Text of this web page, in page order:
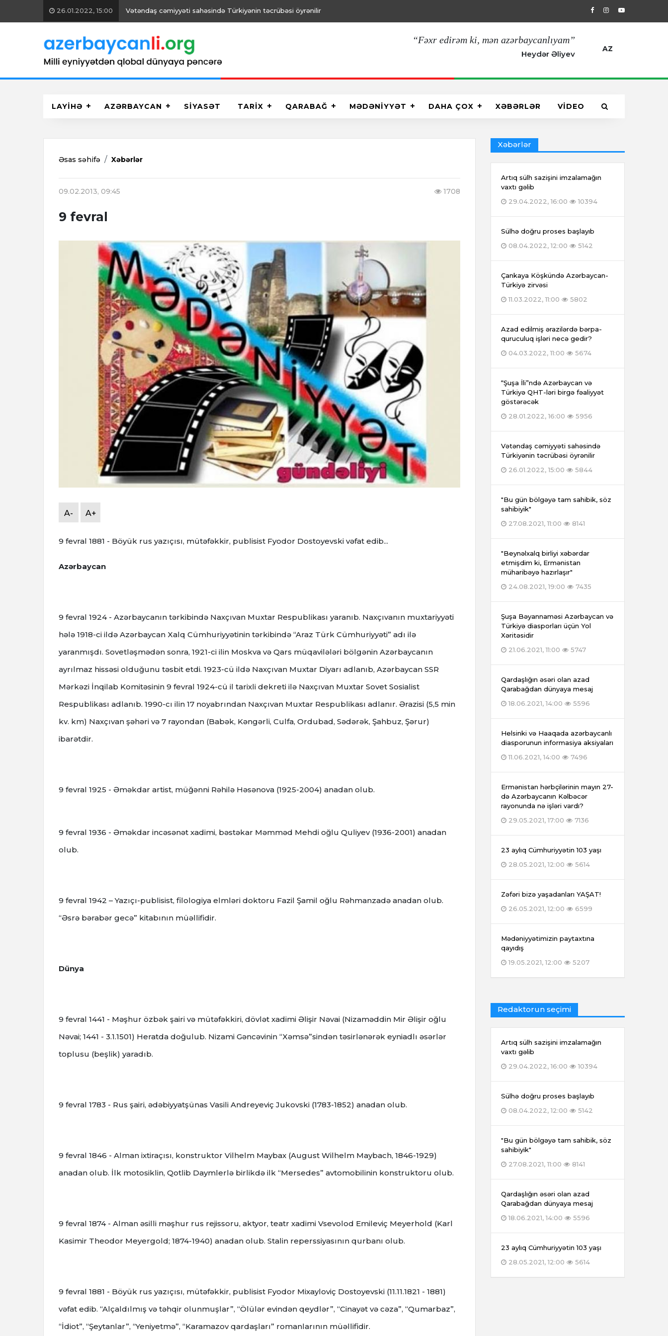
26.01.2022, 15:00 Vətəndaş cəmiyyəti sahəsində Türkiyənin təcrübəsi öyrənilir 29.04.2022, 16:00 Artıq sülh
“Fəxr edirəm ki, mən azərbaycanlıyam”
Heydər Əliyev
AZ
LAYİHƏ AZƏRBAYCAN SİYASƏT TARİX QARABAĞ MƏDƏNİYYƏT DAHA ÇOX XƏBƏRLƏR VİDEO
Əsas səhifə Xəbərlər
09.02.2013, 09:45 1708
9 fevral
A- A+
9 fevral 1881 - Böyük rus yazıçısı, mütəfəkkir, publisist Fyodor Dostoyevski vəfat edib...
Azərbaycan
9 fevral 1924 - Azərbaycanın tərkibində Naxçıvan Muxtar Respublikası yaranıb. Naxçıvanın muxtariyyəti
hələ 1918-ci ildə Azərbaycan Xalq Cümhuriyyətinin tərkibində “Araz Türk Cümhuriyyəti” adı ilə
yaranmışdı. Sovetləşmədən sonra, 1921-ci ilin Moskva və Qars müqavilələri bölgənin Azərbaycanın
ayrılmaz hissəsi olduğunu təsbit etdi. 1923-cü ildə Naxçıvan Muxtar Diyarı adlanıb, Azərbaycan SSR
Mərkəzi İnqilab Komitəsinin 9 fevral 1924-cü il tarixli dekreti ilə Naxçıvan Muxtar Sovet Sosialist
Respublikası adlanıb. 1990-cı ilin 17 noyabrından Naxçıvan Muxtar Respublikası adlanır. Ərazisi (5,5 min
kv. km) Naxçıvan şəhəri və 7 rayondan (Babək, Kəngərli, Culfa, Ordubad, Sədərək, Şahbuz, Şərur)
ibarətdir.
9 fevral 1925 - Əməkdar artist, müğənni Rəhilə Həsənova (1925-2004) anadan olub.
9 fevral 1936 - Əməkdar incəsənət xadimi, bəstəkar Məmməd Mehdi oğlu Quliyev (1936-2001) anadan
olub.
9 fevral 1942 – Yazıçı-publisist, filologiya elmləri doktoru Fazil Şamil oğlu Rəhmanzadə аnаdаn оlub.
“Əsrə bərabər gecə” kitabının müəllifidir.
Dünya
9 fevral 1441 - Məşhur özbək şairi və mütəfəkkiri, dövlət xadimi Əlişir Nəvai (Nizaməddin Mir Əlişir oğlu
Nəvai; 1441 - 3.1.1501) Heratda doğulub. Nizami Gəncəvinin “Xəmsə”sindən təsirlənərək eyniadlı əsərlər
toplusu (beşlik) yaradıb.
9 fevral 1783 - Rus şairi, ədəbiyyatşünas Vasili Andreyeviç Jukovski (1783-1852) anadan olub.
9 fevral 1846 - Alman ixtiraçısı, konstruktor Vilhelm Maybax (August Wilhelm Maybach, 1846-1929)
anadan olub. İlk motosiklin, Qotlib Daymlerlə birlikdə ilk “Mersedes” avtomobilinin konstruktoru olub.
9 fevral 1874 - Alman əsilli məşhur rus rejissoru, aktyor, teatr xadimi Vsevolod Emileviç Meyerhold (Karl
Kasimir Theodor Meyergold; 1874-1940) anadan olub. Stalin reperssiyasının qurbanı olub.
9 fevral 1881 - Böyük rus yazıçısı, mütəfəkkir, publisist Fyodor Mixayloviç Dostoyevski (11.11.1821 - 1881)
vəfat edib. “Alçaldılmış və təhqir olunmuşlar”, “Ölülər evindən qeydlər”, “Cinayət və cəza”, “Qumarbaz”,
“İdiot”, “Şeytanlar”, “Yeniyetmə”, “Karamazov qardaşları” romanlarının müəllifidir.
Xəbərlər
Artıq sülh sazişini imzalamağın
vaxtı gəlib
29.04.2022, 16:00
10394
Sülhə doğru proses başlayıb
08.04.2022, 12:00
5142
Çankaya Köşkündə Azərbaycan-
Türkiyə zirvəsi
11.03.2022, 11:00
5802
Azad edilmiş ərazilərdə bərpa-
quruculuq işləri necə gedir?
04.03.2022, 11:00
5674
“Şuşa İli”ndə Azərbaycan və
Türkiyə QHT-ləri birgə fəaliyyət
göstərəcək
28.01.2022, 16:00
5956
Vətəndaş cəmiyyəti sahəsində
Türkiyənin təcrübəsi öyrənilir
26.01.2022, 15:00
5844
"Bu gün bölgəyə tam sahibik, söz
sahibiyik"
27.08.2021, 11:00
8141
"Beynəlxalq birliyi xəbərdar
etmişdim ki, Ermənistan
müharibəyə hazırlaşır"
24.08.2021, 19:00
7435
Şuşa Bəyannaməsi Azərbaycan və
Türkiyə diasporları üçün Yol
Xəritəsidir
21.06.2021, 11:00
5747
Qardaşlığın əsəri olan azad
Qarabağdan dünyaya mesaj
18.06.2021, 14:00
5596
Helsinki və Haaqada azərbaycanlı
diasporunun informasiya aksiyaları
11.06.2021, 14:00
7496
Ermənistan hərbçilərinin mayın 27-
də Azərbaycanın Kəlbəcər
rayonunda nə işləri vardı?
29.05.2021, 17:00
7136
23 aylıq Cümhuriyyətin 103 yaşı
28.05.2021, 12:00
5614
Zəfəri bizə yaşadanları YAŞAT!
26.05.2021, 12:00
6599
Mədəniyyətimizin paytaxtına
qayıdış
19.05.2021, 12:00
5207
Redaktorun seçimi
Artıq sülh sazişini imzalamağın
vaxtı gəlib
29.04.2022, 16:00
10394
Sülhə doğru proses başlayıb
08.04.2022, 12:00
5142
"Bu gün bölgəyə tam sahibik, söz
sahibiyik"
27.08.2021, 11:00
8141
Qardaşlığın əsəri olan azad
Qarabağdan dünyaya mesaj
18.06.2021, 14:00
5596
23 aylıq Cümhuriyyətin 103 yaşı
28.05.2021, 12:00
5614